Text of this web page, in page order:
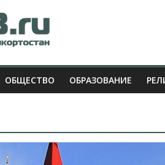
ОБЩЕСТВО ОБРАЗОВАНИЕ